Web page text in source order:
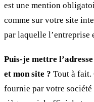
est une mention
comme sur votre site
par laquelle l’entreprise
Puis-je mettre
et mon site ? Tout à fait.
fournie par votre